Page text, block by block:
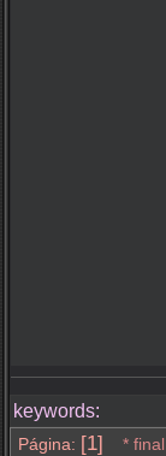
keywords:
Página: [1] *